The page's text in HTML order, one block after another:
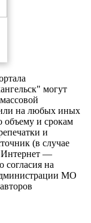
могут
на любых иных
объему и срокам
и
(в случае
Интернет —
согласия на
МО